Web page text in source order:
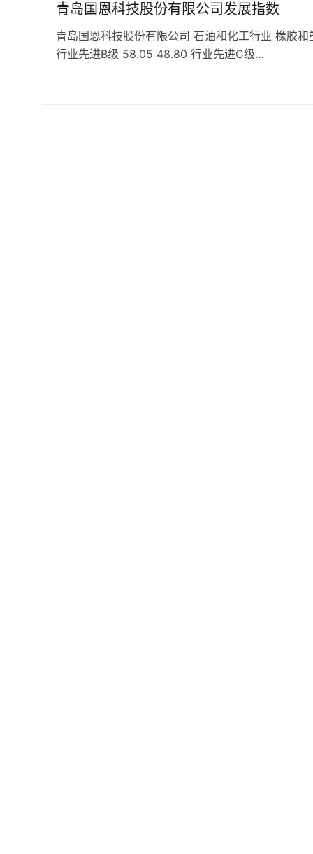
青岛国恩科技股份有限公司发展指数
青岛国恩科技股份有限公司 石油和化工行业 橡胶
行业先进B级 58.05 48.80 行业先进C级…